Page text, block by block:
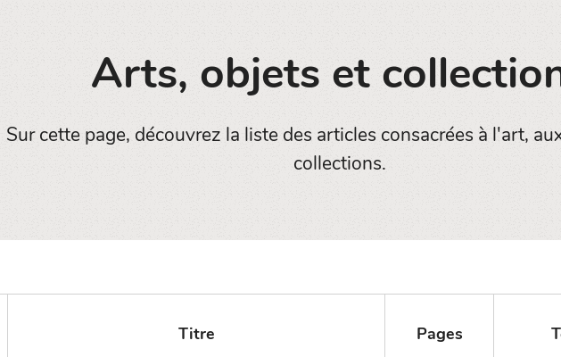
Arts, objets et
Sur cette page, découvrez la liste des articles consacrées à l'art,
collections.
Titre Pages